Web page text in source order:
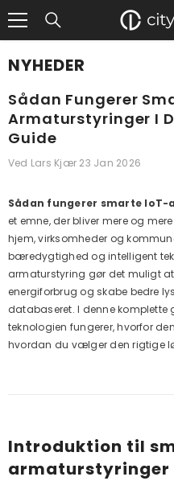
NYHEDER
Sådan Fungerer
Armaturstyringer I
Guide
Ved Lars Kjær 23 Jan 2026
Sådan fungerer smarte
et emne, der bliver mere og
hjem, virksomheder og
bæredygtighed og intelligent
armaturstyring gør det muligt
energiforbrug og skabe bedre
databaseret. I denne
teknologien fungerer, hvorfor
hvordan du vælger den rigtige
Introduktion til
armaturstyringer